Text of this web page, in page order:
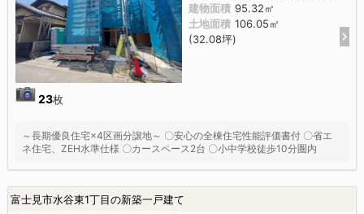
23枚
建物面積 95.32㎡
土地面積 106.05㎡
(32.08坪)
～長期優良住宅×4区画分譲地～ 〇安心の全棟住宅性能評価書付 〇省エ
ネ住宅、ZEH水準仕様 〇カースペース2台 〇小中学校徒歩10分圏内
富士見市水谷東1丁目の新築一戸建て